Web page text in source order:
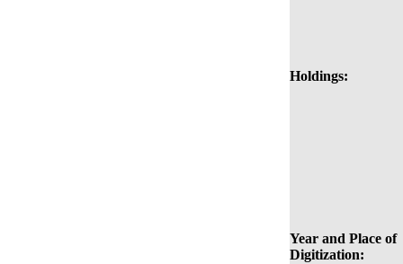
Holdings:
Year and Place of
Digitization: